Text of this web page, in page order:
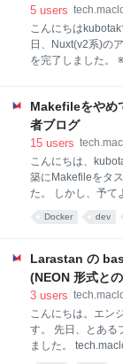
標到達に向けた施
っています。
て一度に複数の案
え、外的要因に左
て、 Google
選択肢として挙げ
5 users
こんにちは
日、Nuxt(v2系)の
を完了しました。
います。 Vue2系
り、Vueをベース
ークであるNuxtも
Vue.jsの2系は
2系は2024年6月30
が発表されていま
へ まずはNuxt2か
Makefileをやめ
者ブログ
15 users
こんにちは、
築にMakefileをタ
た。 しかし、予て
数の取り回しや
本来の存在とは異
ていました。 Qiita
ドツールでGNU
プロダクトだそう
ので利用者側とし
Docker dev
Larastan の
(NEON 形式と
者ブログ
3 users
こんにちは。エン
す。 先日、とある
ました。